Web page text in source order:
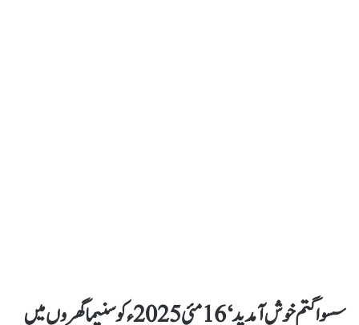
سسواگتم خوش آمدید‘ 16 مئی 2025ء کو سنیما گھروں میں